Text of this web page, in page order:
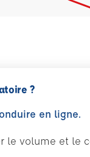
?
en ligne.
volume et